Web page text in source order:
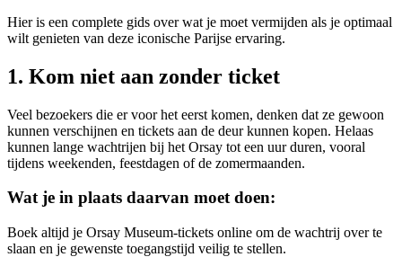
Hier is een complete gids over wat je moet vermijden als je optimaal
wilt genieten van deze iconische Parijse ervaring.
1. Kom niet aan zonder ticket
Veel bezoekers die er voor het eerst komen, denken dat ze gewoon
kunnen verschijnen en tickets aan de deur kunnen kopen. Helaas
kunnen lange wachtrijen bij het Orsay tot een uur duren, vooral
tijdens weekenden, feestdagen of de zomermaanden.
Wat je in plaats daarvan moet doen:
Boek altijd je Orsay Museum-tickets online om de wachtrij over te
slaan en je gewenste toegangstijd veilig te stellen.